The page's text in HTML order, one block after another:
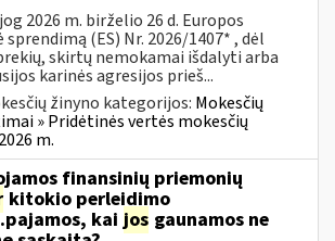
2026 m. birželio 26 d. Europos
(ES) Nr. 2026/1407* , dėl
skirtų nemokamai išdalyti arba
karinės agresijos prieš...
žinyno kategorijos: Mokesčių
» Pridėtinės vertės mokesčių
m.
finansinių priemonių
kitokio perleidimo
kai jos gaunamos ne